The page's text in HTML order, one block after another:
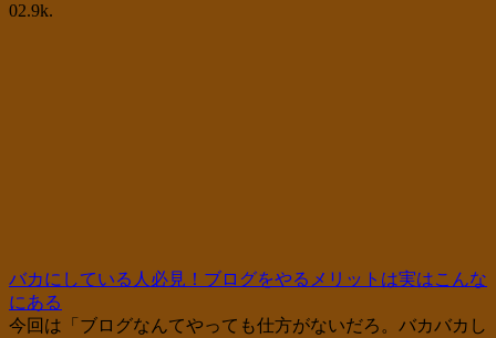
02.9k.
バカにしている人必見！ブログをやるメリットは実はこんな
にある
今回は「ブログなんてやっても仕方がないだろ。バカバカし